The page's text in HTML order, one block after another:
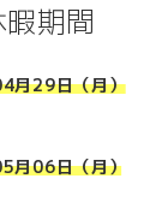
期間
月29日（月）
月06日（月）